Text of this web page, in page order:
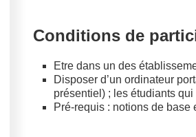
Conditions de
Etre dans un des
Disposer d’un ordinateur
présentiel) ; les étudiants
Pré-requis : notions de base